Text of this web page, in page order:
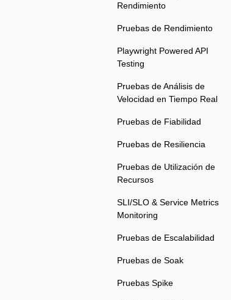
Rendimiento
Pruebas de Rendimiento
Playwright Powered API
Testing
Pruebas de Análisis de
Velocidad en Tiempo Real
Pruebas de Fiabilidad
Pruebas de Resiliencia
Pruebas de Utilización de
Recursos
SLI/SLO & Service Metrics
Monitoring
Pruebas de Escalabilidad
Pruebas de Soak
Pruebas Spike